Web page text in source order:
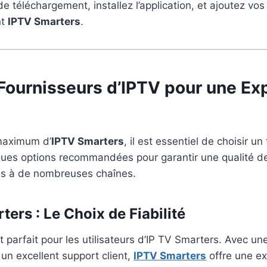
téléchargement, installez l’application, et ajoutez
IPTV Smarters.
d’IPTV pour une
d’IPTV Smarters, il est essentiel de choisir un
options recommandées pour garantir une qualité
à de nombreuses chaînes.
: Le Choix de Fiabilité
parfait pour les utilisateurs d’IP TV Smarters. Avec
excellent support client, IPTV Smarters offre une